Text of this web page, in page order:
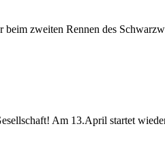
beim zweiten Rennen des
Am 13.April startet